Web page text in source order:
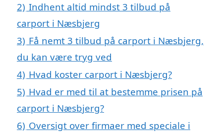
2) Indhent altid mindst 3 tilbud på
carport i Næsbjerg
3) Få nemt 3 tilbud på carport i Næsbjerg,
du kan være tryg ved
4) Hvad koster carport i Næsbjerg?
5) Hvad er med til at bestemme prisen på
carport i Næsbjerg?
6) Oversigt over firmaer med speciale i